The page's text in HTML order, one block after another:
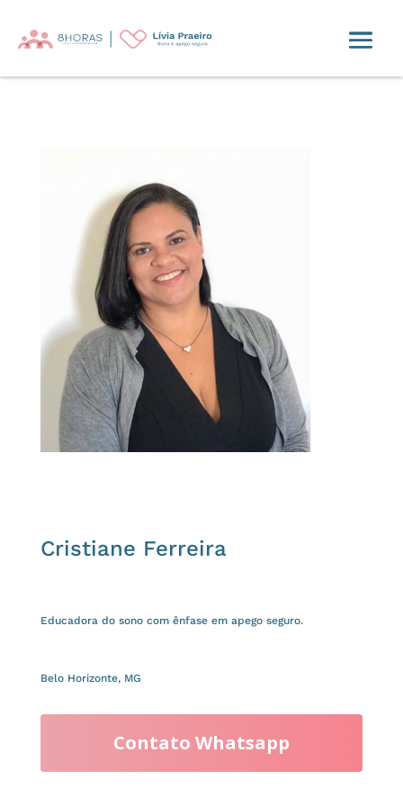
Cristiane Ferreira
Educadora do sono com ênfase em apego seguro.
Belo Horizonte, MG
Contato Whatsapp